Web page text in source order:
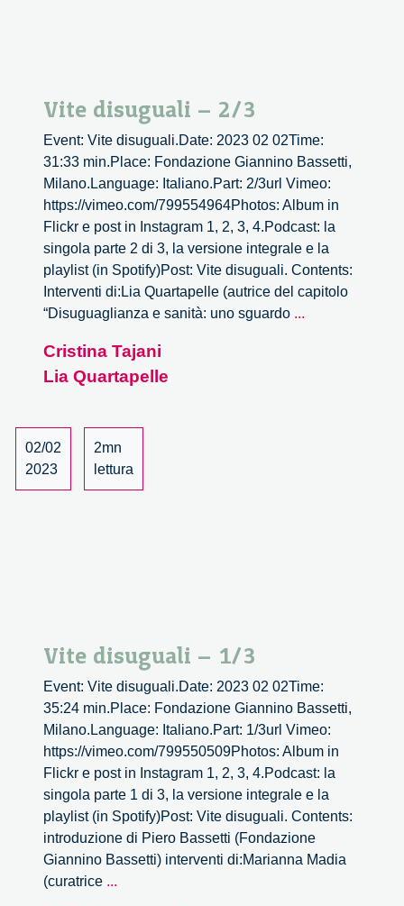
Vite disuguali – 2/3
Event: Vite disuguali.Date: 2023 02 02Time:
31:33 min.Place: Fondazione Giannino Bassetti,
Milano.Language: Italiano.Part: 2/3url Vimeo:
https://vimeo.com/799554964Photos: Album in
Flickr e post in Instagram 1, 2, 3, 4.Podcast: la
singola parte 2 di 3, la versione integrale e la
playlist (in Spotify)Post: Vite disuguali. Contents:
Interventi di:Lia Quartapelle (autrice del capitolo
“Disuguaglianza e sanità: uno sguardo ...
Cristina Tajani
Lia Quartapelle
02/02
2023
2mn
lettura
Vite disuguali – 1/3
Event: Vite disuguali.Date: 2023 02 02Time:
35:24 min.Place: Fondazione Giannino Bassetti,
Milano.Language: Italiano.Part: 1/3url Vimeo:
https://vimeo.com/799550509Photos: Album in
Flickr e post in Instagram 1, 2, 3, 4.Podcast: la
singola parte 1 di 3, la versione integrale e la
playlist (in Spotify)Post: Vite disuguali. Contents:
introduzione di Piero Bassetti (Fondazione
Giannino Bassetti) interventi di:Marianna Madia
(curatrice ...